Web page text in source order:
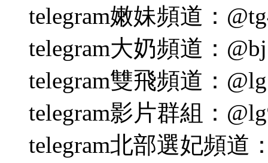
telegram嫩妹頻道：
telegram大奶頻道：
telegram雙飛頻道：
telegram影片群組：
telegram北部選妃頻道